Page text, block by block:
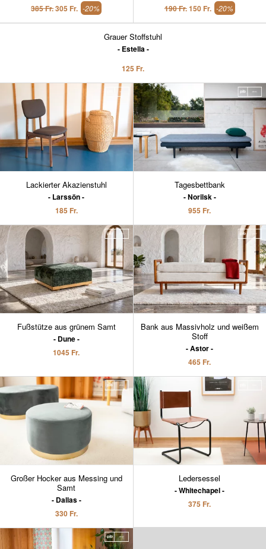
385 Fr.305 Fr. -20%
Grauer Stoffstuhl
Estella
125 Fr.
190 Fr.150 Fr. -20%
Lackierter Akazienstuhl
Larssön
185 Fr.
Tagesbettbank
Norilsk
955 Fr.
Fußstütze aus grünem Samt
Dune
1045 Fr.
Bank aus Massivholz und weißem
Stoff
Astor
465 Fr.
Großer Hocker aus Messing und
Samt
Dallas
330 Fr.
Ledersessel
Whitechapel
375 Fr.